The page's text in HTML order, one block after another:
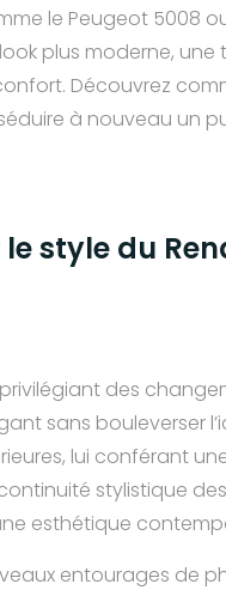
le Peugeot 5008
plus moderne,
Découvrez
à nouveau un
style du
des
sans bouleverser
lui conférant
stylistique
esthétique
entourages de